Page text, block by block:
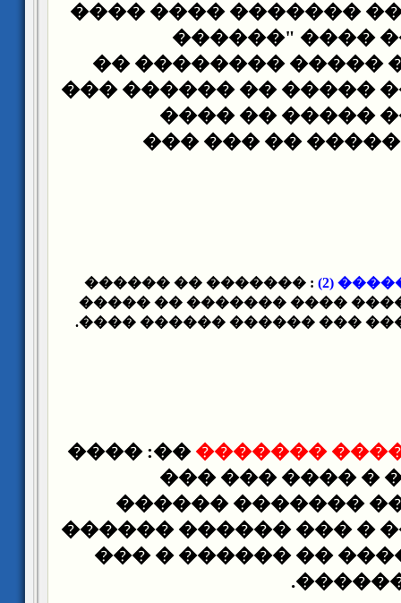
������������
����� ������
������" ���� �����
������ ����� �����
����� ������
) ���� ����� ��
-
: ������� �� ������
�������� ������� ����
����� ������ ��� ���
�����
��: ����
����������� �
������ɡ ����� �������
������ ����� � ���
�� ���� ������� ��
����